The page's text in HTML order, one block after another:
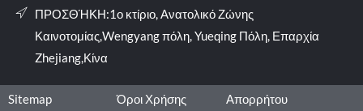
ΠΡΟΣΘΉΚΗ:1ο κτίριο, Ανατολικό Ζώνης
Καινοτομίας,Wengyang πόλη, Yueqing Πόλη, Επαρχία
Zhejiang,Κίνα
Sitemap Όροι Χρήσης
Απορρήτου